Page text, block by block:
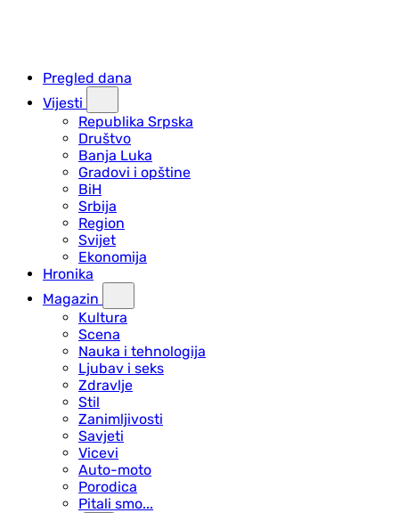
Pregled dana
Vijesti
Republika Srpska
Društvo
Banja Luka
Gradovi i opštine
BiH
Srbija
Region
Svijet
Ekonomija
Hronika
Magazin
Kultura
Scena
Nauka i tehnologija
Ljubav i seks
Zdravlje
Stil
Zanimljivosti
Savjeti
Vicevi
Auto-moto
Porodica
Pitali smo...